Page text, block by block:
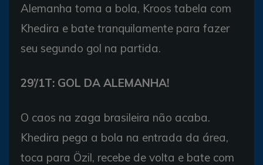
Alemanha toma a bola, Kroos tabela com
Khedira e bate tranquilamente para fazer
seu segundo gol na partida.
29’/1T: GOL DA ALEMANHA!
O caos na zaga brasileira não acaba.
Khedira pega a bola na entrada da área,
toca para Özil, recebe de volta e bate com